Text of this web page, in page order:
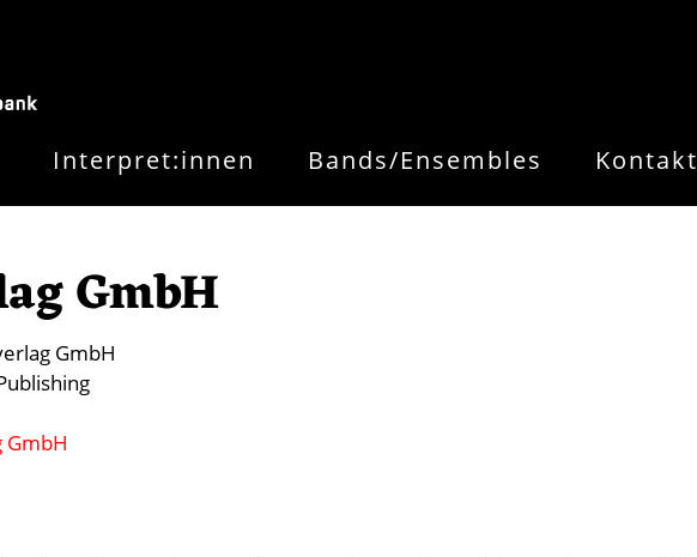
Interpret:innen Bands/Ensembles Kontakt
GmbH
GmbH
GmbH